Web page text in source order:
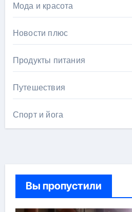
Мода и красота
Новости плюс
Продукты питания
Путешествия
Спорт и йога
Вы пропустили